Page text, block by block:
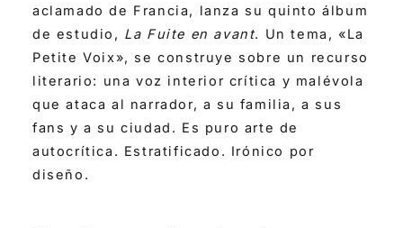
aclamado de Francia, lanza su quinto álbum
de estudio, La Fuite en avant. Un tema, «La
Petite Voix», se construye sobre un recurso
literario: una voz interior crítica y malévola
que ataca al narrador, a su familia, a sus
fans y a su ciudad. Es puro arte de
autocrítica. Estratificado. Irónico por
diseño.